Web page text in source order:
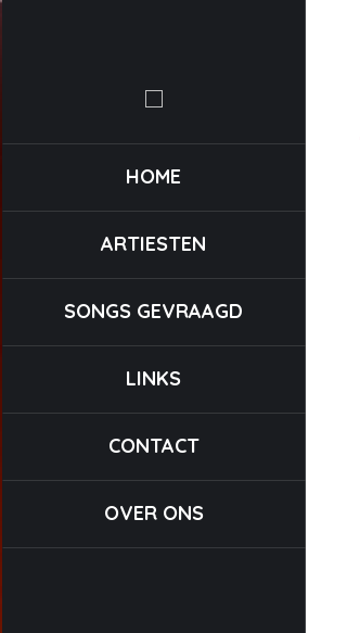
HOME
ARTIESTEN
SONGS GEVRAAGD
LINKS
CONTACT
OVER ONS